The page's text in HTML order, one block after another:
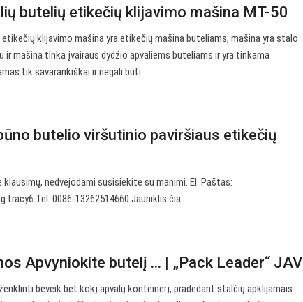
butelių etikečių klijavimo mašina MT-50
klijavimo mašina yra etikečių mašina buteliams, mašina yra stalo
mašina tinka įvairaus dydžio apvaliems buteliams ir yra tinkama
tik savarankiškai ir negali būti…
butelio viršutinio paviršiaus etikečių
nedvejodami susisiekite su manimi. El. Paštas:
Tel: 0086-13262514660 Jauniklis čia ...
Apvyniokite butelį ... | „Pack Leader“ JAV
beveik bet kokį apvalų konteinerį, pradedant stalčių apklijamais